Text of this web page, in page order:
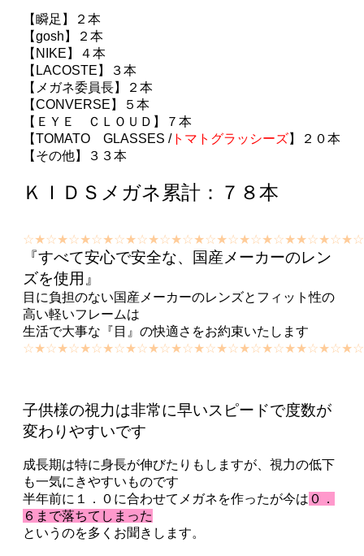
【瞬足】２本
【gosh】２本
【NIKE】４本
【LACOSTE】３本
【メガネ委員長】２本
【CONVERSE】５本
【ＥＹＥ ＣＬＯＵＤ】７本
【TOMATO GLASSES /トマトグラッシーズ】
２０本
【 その他】３３本
ＫＩＤＳメガネ累計：７８本
『すべて安心で安全な、国産メーカーのレン
ズを使用』
目に負担のない国産メーカーのレンズとフィット性の
高い軽いフレームは
生活で大事な『目』の快適さをお約束いたします
子供様の視力は非常に早いスピードで度数が
変わりやすいです
成長期は特に身長が伸びたりもしますが、視力の低下
も一気にきやすいものです
半年前に １．０ に合わせてメガネを作ったが今は ０．
６まで落ちてしまった
というのを多くお聞きします。